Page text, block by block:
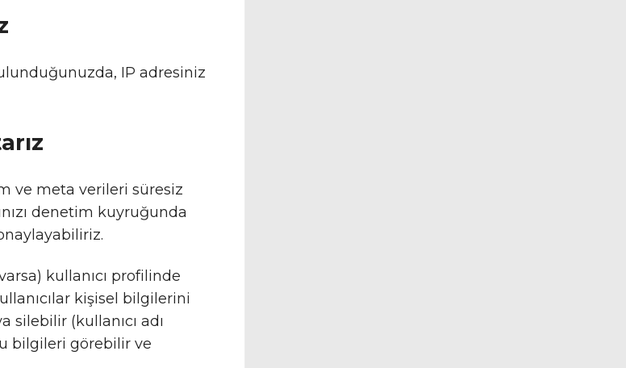
IP adresiniz
ve meta verileri süresiz
denetim kuyruğunda
kullanıcı profilinde
kişisel bilgilerini
(kullanıcı adı
bilgileri görebilir ve